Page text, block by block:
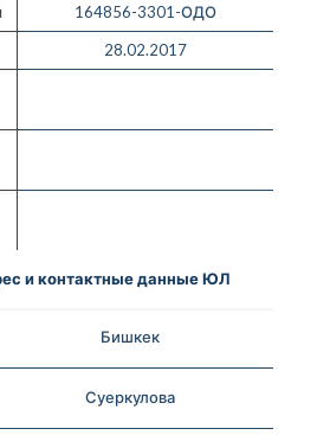
164856-3301-ОДО
28.02.2017
и контактные данные ЮЛ
Бишкек
Суеркулова